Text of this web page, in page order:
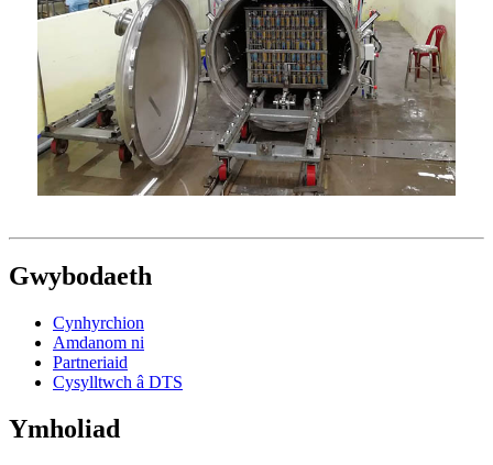
Gwybodaeth
Cynhyrchion
Amdanom ni
Partneriaid
Cysylltwch â DTS
Ymholiad